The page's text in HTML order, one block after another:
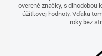
overené značky, s dlhodobou
úžitkovej hodnoty. Vďaka
roky bez